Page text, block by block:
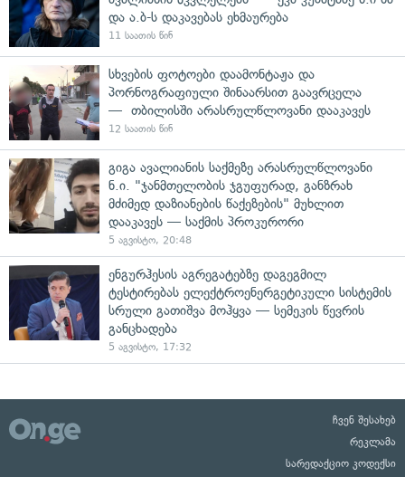
და ა.ბ-ს დაკავებას ეხმაურება
11 საათის წინ
სხვების ფოტოები დაამონტაჟა და
პორნოგრაფიული შინაარსით გაავრცელა
— თბილისში არასრულწლოვანი დააკავეს
12 საათის წინ
გიგა ავალიანის საქმეზე არასრულწლოვანი
ნ.ი. "ჯანმთელობის ჯგუფურად, განზრახ
მძიმედ დაზიანების წაქეზების" მუხლით
დააკავეს — საქმის პროკურორი
5 აგვისტო, 20:48
ენგურჰესის აგრეგატებზე დაგეგმილ
ტესტირებას ელექტროენერგეტიკული სისტემის
სრული გათიშვა მოჰყვა — სემეკის წევრის
განცხადება
5 აგვისტო, 17:32
ჩვენ შესახებ
რეკლამა
სარედაქციო კოდექსი